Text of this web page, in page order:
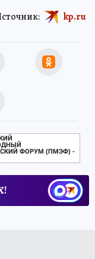
kp.ru
ФОРУМ (ПМЭФ) -